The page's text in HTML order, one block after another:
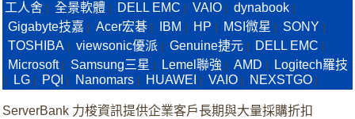
工人舍
全景軟體 DELL EMC VAIO dynabook
Gigabyte技嘉 Acer宏碁 IBM HP MSI微星 SONY
TOSHIBA viewsonic優派 Genuine捷元 DELL EMC
Microsoft| Samsung三星 Lemel聯強 AMD Logitech羅技
LG PQI Nanomars HUAWEI VAIO NEXSTGO
ServerBank 力梭資訊提供企業客戶長期與大量採購折扣